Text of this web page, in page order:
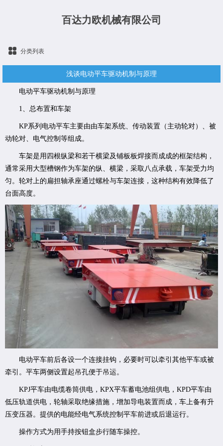
百达力欧机械有限公司
分类列表
浅谈电动平车驱动机制与原理
电动平车驱动机制与原理
1、总布置和车架
KP系列电动平车主要由由车架系统、传动装置（主动轮对）、被
动轮对、电气控制等组成。
车架是用四根纵梁和若干横梁及铺板板焊接而成成的框架结构，
通常采用大型槽钢作为车架的纵、横梁，采取八点承载，车架受力均
匀。轮对上的扁担轴承座通过螺栓与车架连接，这种结构有效降低了
台面高度。
电动平车前后各设一个连接挂钩，必要时可以牵引其他平车或被
牵引。平车两侧设置起吊孔便于吊运。
KPJ平车由电缆卷筒供电，KPX平车蓄电池组供电，KPD平车由
低压轨道供电，轮轴采取绝缘措施，增加导电装置而成，车上备有升
压变压器。提供的电能经电气系统控制平车前进或后退运行。
操作方式为用手持按钮盒步行随车操控。